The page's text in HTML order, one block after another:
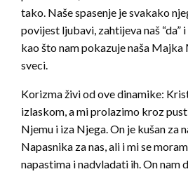
tako. Naše spasenje je svakako
povijest ljubavi, zahtijeva naš “da”
kao što nam pokazuje naša Majka
sveci.
Korizma živi od ove dinamike:
izlaskom, a mi prolazimo kroz
Njemu i iza Njega. On je kušan za
Napasnika za nas, ali i mi se
napastima i nadvladati ih. On nam